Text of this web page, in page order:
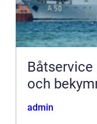
Båtservice grunden för tryggt
och
admin